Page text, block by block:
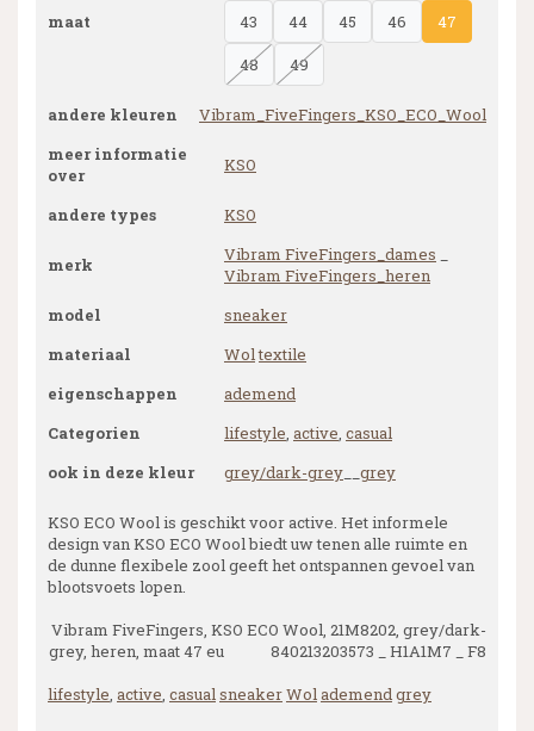
maat
43
44 45 46
47
48
49
andere kleuren
Vibram_FiveFingers_KSO_ECO_Wool
meer informatie
over
KSO
andere types KSO
merk Vibram FiveFingers_dames
Vibram FiveFingers_heren
model
sneaker
materiaal
Woltextile
eigenschappen
ademend
Categorien
lifestyle, active, casual
ook in deze kleur
grey/dark-grey grey
KSO ECO Wool is geschikt voor active. Het informele
design van KSO ECO Wool biedt uw tenen alle ruimte en
de dunne flexibele zool geeft het ontspannen gevoel van
blootsvoets lopen.
Vibram FiveFingers, KSO ECO Wool, 21M8202, grey/dark-
grey, heren, maat 47 eu 840213203573 _ H1A1M7 _ F8
lifestyle, active, casualsneakerWolademendgrey